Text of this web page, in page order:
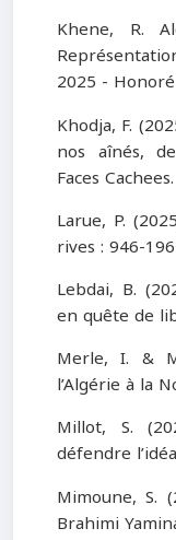
Khene, R.
2025 -
Khodja, F.
nos aînés,
Faces Cachees.
Larue, P.
rives : 946-
Lebdai, B.
en quête de
Merle, I. &
l’Algérie à la
Millot, S.
défendre
Mimoune, S.
Brahimi